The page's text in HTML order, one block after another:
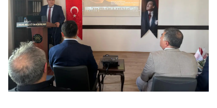
Uşak
Van
Yozgat
Zonguldak
Aksaray